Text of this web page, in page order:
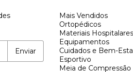
Mais Vendidos
Ortopédicos
Materiais Hospitalares
Equipamentos
Cuidados e Bem-
Esportivo
Meia de Compressão